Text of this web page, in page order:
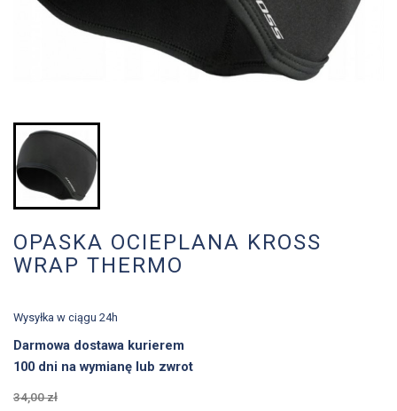
OPASKA OCIEPLANA KROSS
WRAP THERMO
Wysyłka w ciągu 24h
Darmowa dostawa kurierem
100 dni na wymianę lub zwrot
34,00 zł